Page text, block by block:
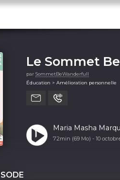
Le Sommet
par SommetBeWanderfull
Éducation > Amélioration personnelle
Maria Masha
72min (69 Mo) - 10